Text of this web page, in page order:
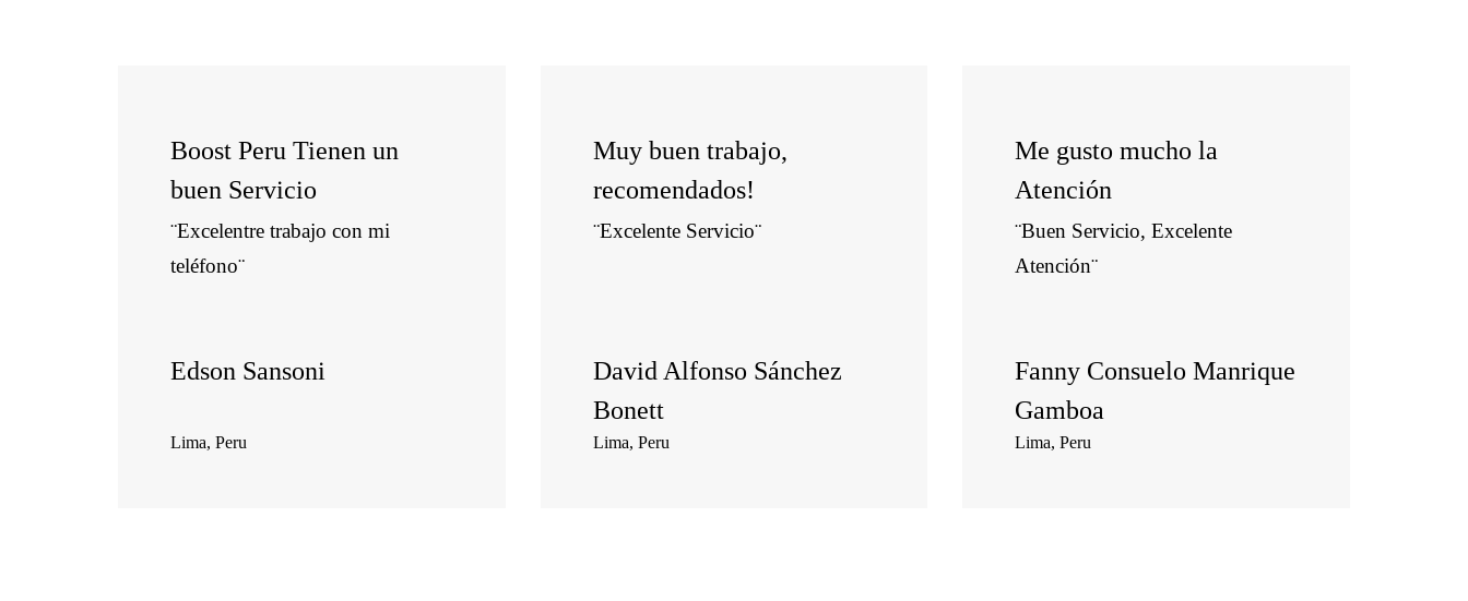
Boost Peru Tienen un
buen Servicio
¨Excelentre trabajo con mi
teléfono¨
Edson Sansoni
Lima, Peru
Muy buen trabajo,
recomendados!
¨Excelente Servicio¨
David Alfonso Sánchez
Bonett
Lima, Peru
Me gusto mucho la
Atención
¨Buen Servicio, Excelente
Atención¨
Fanny Consuelo Manrique
Gamboa
Lima, Peru